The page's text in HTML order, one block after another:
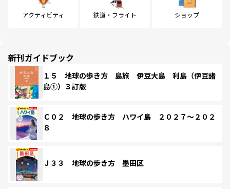
アクティビティ 鉄道・フライト ショップ
新刊ガイドブック
１５ 地球の歩き方 島旅 伊豆大島 利島（伊豆諸
島①）３訂版
Ｃ０２ 地球の歩き方 ハワイ島 ２０２７～２０２
８
Ｊ３３ 地球の歩き方 墨田区